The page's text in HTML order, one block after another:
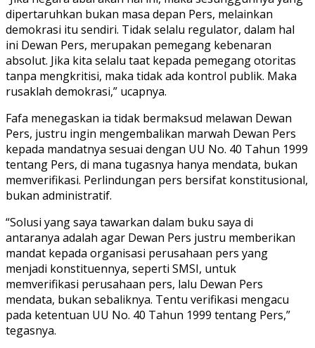
dipertaruhkan bukan masa depan Pers, melainkan
demokrasi itu sendiri. Tidak selalu regulator, dalam hal
ini Dewan Pers, merupakan pemegang kebenaran
absolut. Jika kita selalu taat kepada pemegang otoritas
tanpa mengkritisi, maka tidak ada kontrol publik. Maka
rusaklah demokrasi,” ucapnya.
Fafa menegaskan ia tidak bermaksud melawan Dewan
Pers, justru ingin mengembalikan marwah Dewan Pers
kepada mandatnya sesuai dengan UU No. 40 Tahun 1999
tentang Pers, di mana tugasnya hanya mendata, bukan
memverifikasi. Perlindungan pers bersifat konstitusional,
bukan administratif.
“Solusi yang saya tawarkan dalam buku saya di
antaranya adalah agar Dewan Pers justru memberikan
mandat kepada organisasi perusahaan pers yang
menjadi konstituennya, seperti SMSI, untuk
memverifikasi perusahaan pers, lalu Dewan Pers
mendata, bukan sebaliknya. Tentu verifikasi mengacu
pada ketentuan UU No. 40 Tahun 1999 tentang Pers,”
tegasnya.